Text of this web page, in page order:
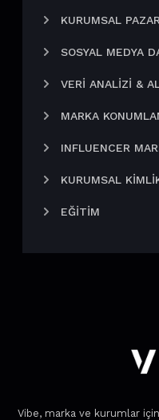
KURUMSAL
SOSYAL MEDYA
VERI ANALIZI &
MARKA
INFLUENCER
KURUMSAL
EĞITIM
Vibe, marka ve kurumlar